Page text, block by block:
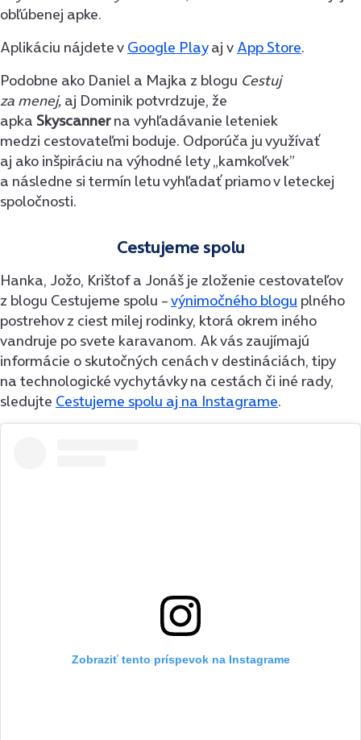
obľúbenej apke.
Aplikáciu nájdete v Google Playaj v App Store.
Podobne ako Daniel a Majka z blogu Cestuj
za menej, aj Dominik potvrdzuje, že
apka Skyscannerna vyhľadávanie leteniek
medzi cestovateľmi boduje. Odporúča ju využívať
aj ako inšpiráciu na výhodné lety „kamkoľvek”
a následne si termín letu vyhľadať priamo v leteckej
spoločnosti.
Cestujeme spolu
Hanka, Jožo, Krištof a Jonáš je zloženie cestovateľov
z blogu Cestujeme spolu –výnimočného blogu plného
postrehov z ciest milej rodinky, ktorá okrem iného
vandruje po svete karavanom. Ak vás zaujímajú
informácie o skutočných cenách v destináciách, tipy
na technologické vychytávky na cestách či iné rady,
sledujte Cestujeme spolu aj na Instagrame.
Zobraziť tento príspevok na Instagrame